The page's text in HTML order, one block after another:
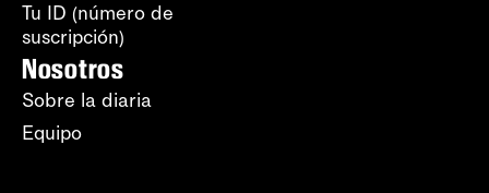
Tu ID (número de
suscripción)
Nosotros
Sobre la diaria
Equipo